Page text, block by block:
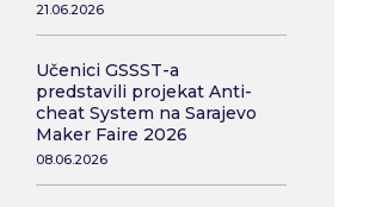
21.06.2026
Učenici GSSST-a
predstavili projekat Anti-
cheat System na Sarajevo
Maker Faire 2026
08.06.2026